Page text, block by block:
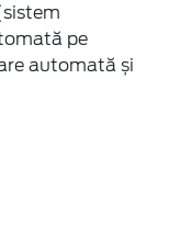
pe
automată și